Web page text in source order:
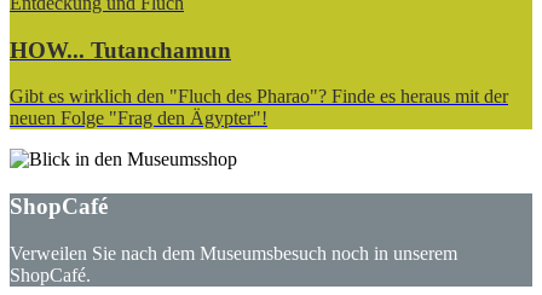
HOW... Tutanchamun
Gibt es wirklich den "Fluch des Pharao"? Finde es heraus mit der
neuen Folge "Frag den Ägypter"!
ShopCafé
Verweilen Sie nach dem Museumsbesuch noch in unserem
ShopCafé.